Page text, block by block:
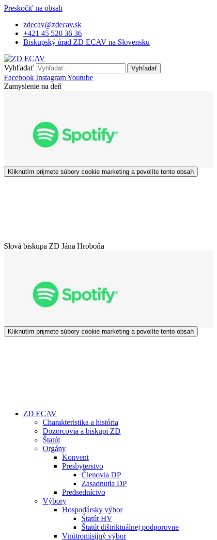
Preskočiť na obsah
zdecav@zdecav.sk
+421 45 520 36 36
Biskupský úrad ZD ECAV na Slovensku
Vyhľadať Vyhľadať
Facebook InstagramYoutube
Zamyslenie na deň
Kliknutím prijmete súbory cookie marketing a povolíte tento obsah
Slová biskupa ZD Jána Hroboňa
Kliknutím prijmete súbory cookie marketing a povolíte tento obsah
ZD ECAV
Charakteristika a história
Dozorcovia a biskupi ZD
Štatút
Orgány
Konvent
Presbyterstvo
Členovia DP
Zasadnutia DP
Predsedníctvo
Výbory
Hospodársky výbor
Štatút HV
Štatút dištriktuálnej podporovne
Vnútromisijný výbor